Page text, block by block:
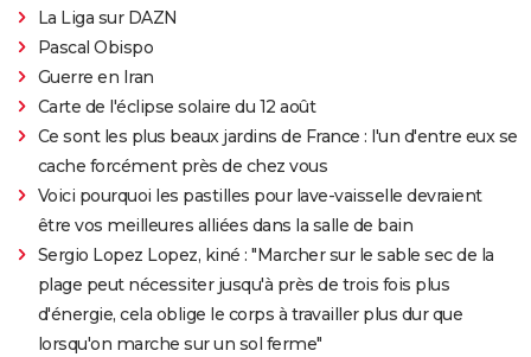
La Liga sur DAZN
Pascal Obispo
Guerre en Iran
Carte de l'éclipse solaire du 12 août
Ce sont les plus beaux jardins de France : l'un d'entre eux se
cache forcément près de chez vous
Voici pourquoi les pastilles pour lave-vaisselle devraient
être vos meilleures alliées dans la salle de bain
Sergio Lopez Lopez, kiné : "Marcher sur le sable sec de la
plage peut nécessiter jusqu'à près de trois fois plus
d'énergie, cela oblige le corps à travailler plus dur que
lorsqu'on marche sur un sol ferme"